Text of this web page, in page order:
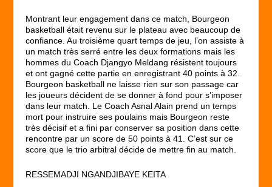
Montrant leur engagement dans ce match, Bourgeon
basketball était revenu sur le plateau avec beaucoup de
confiance. Au troisième quart temps de jeu, l’on assiste à
un match très serré entre les deux formations mais les
hommes du Coach Djangyo Meldang résistent toujours
et ont gagné cette partie en enregistrant 40 points à 32.
Bourgeon basketball ne laisse rien sur son passage car
les joueurs décident de se donner à fond pour s’imposer
dans leur match. Le Coach Asnal Alain prend un temps
mort pour instruire ses poulains mais Bourgeon reste
très décisif et a fini par conserver sa position dans cette
rencontre par un score de 50 points à 41. C’est sur ce
score que le trio arbitral décide de mettre fin au match.
RESSEMADJI NGANDJIBAYE KEITA